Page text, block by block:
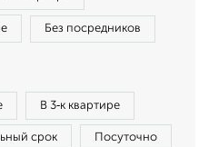
Без посредников
В 3‑к квартире
срок Посуточно